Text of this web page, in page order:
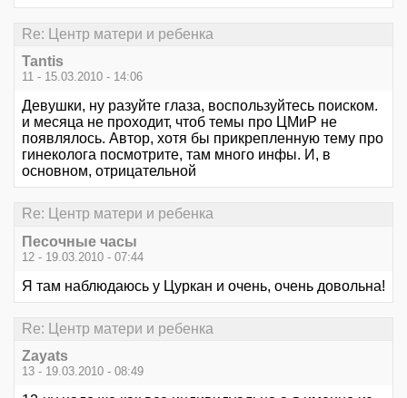
Re: Центр матери и ребенка
Tantis
11 - 15.03.2010 - 14:06
Девушки, ну разуйте глаза, воспользуйтесь поиском.
и месяца не проходит, чтоб темы про ЦМиР не
появлялось. Автор, хотя бы прикрепленную тему про
гинеколога посмотрите, там много инфы. И, в
основном, отрицательной
Re: Центр матери и ребенка
Песочные часы
12 - 19.03.2010 - 07:44
Я там наблюдаюсь у Цуркан и очень, очень довольна!
Re: Центр матери и ребенка
Zayats
13 - 19.03.2010 - 08:49